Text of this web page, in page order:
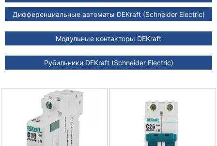
Дифференциальные автоматы DEKraft (Schneider Electric)
Модульные контакторы DEKraft
Рубильники DEKraft (Schneider Electric)